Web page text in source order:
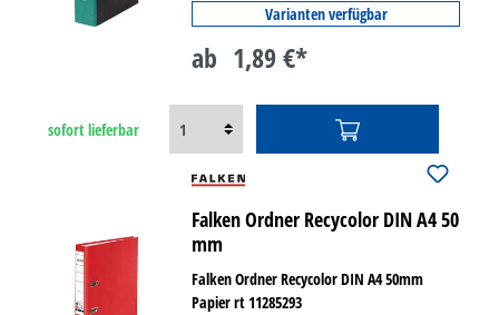
Varianten verfügbar
ab 1,89 €*
sofort lieferbar
Falken Ordner Recycolor DIN A4 50
mm
Falken Ordner Recycolor DIN A4 50mm
Papier rt 11285293